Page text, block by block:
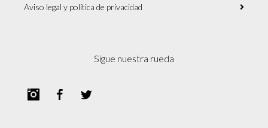
Aviso legal y política de privacidad
Sigue nuestra rueda
InstagramFacebook